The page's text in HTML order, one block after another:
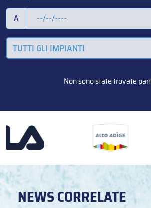
A
TUTTI GLI IMPIANTI
Non sono state trovate
NEWS CORRELATE